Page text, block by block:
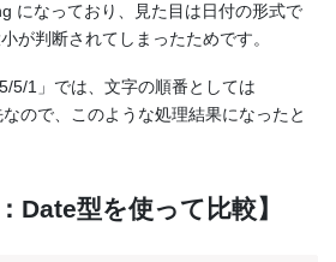
になっており、見た目は日付の形式で
が判断されてしまったためです。
5/1」では、文字の順番としては
ので、このような処理結果になったと
Date型を使って比較】